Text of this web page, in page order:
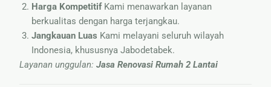
Harga KompetitifKami menawarkan layanan
berkualitas dengan harga terjangkau.
Jangkauan Luas Kami melayani seluruh wilayah
Indonesia, khususnya Jabodetabek.
Layanan unggulan:Jasa Renovasi Rumah 2 Lantai